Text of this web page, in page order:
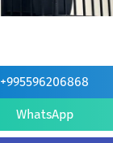
+995596206868
WhatsApp